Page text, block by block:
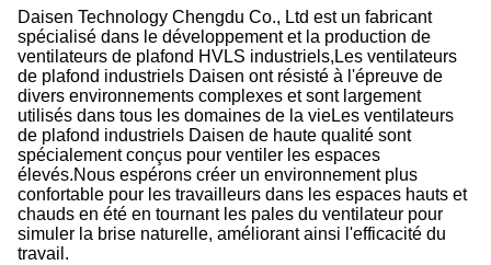
Daisen Technology Chengdu Co., Ltd est un fabricant
spécialisé dans le développement et la production de
ventilateurs de plafond HVLS industriels,Les ventilateurs
de plafond industriels Daisen ont résisté à l'épreuve de
divers environnements complexes et sont largement
utilisés dans tous les domaines de la vieLes ventilateurs
de plafond industriels Daisen de haute qualité sont
spécialement conçus pour ventiler les espaces
élevés.Nous espérons créer un environnement plus
confortable pour les travailleurs dans les espaces hauts et
chauds en été en tournant les pales du ventilateur pour
simuler la brise naturelle, améliorant ainsi l'efficacité du
travail.